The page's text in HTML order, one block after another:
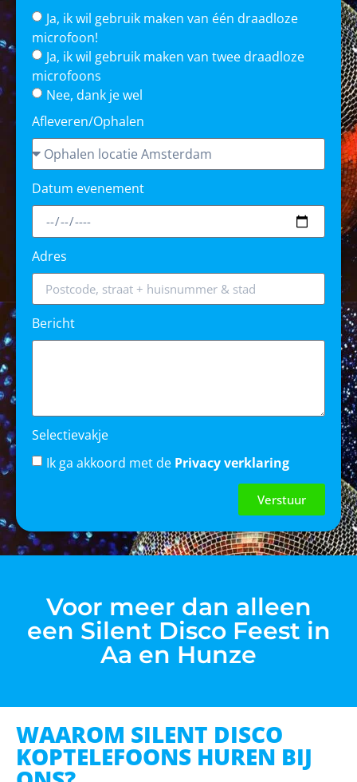
Ja, ik wil gebruik maken van één draadloze
microfoon!
Ja, ik wil gebruik maken van twee draadloze
microfoons
Nee, dank je wel
Afleveren/Ophalen
Datum evenement
Adres
Bericht
Selectievakje
Ik ga akkoord met de Privacy verklaring
Verstuur
Voor meer dan alleen
een Silent Disco Feest in
Aa en Hunze
WAAROM SILENT DISCO
KOPTELEFOONS HUREN BIJ